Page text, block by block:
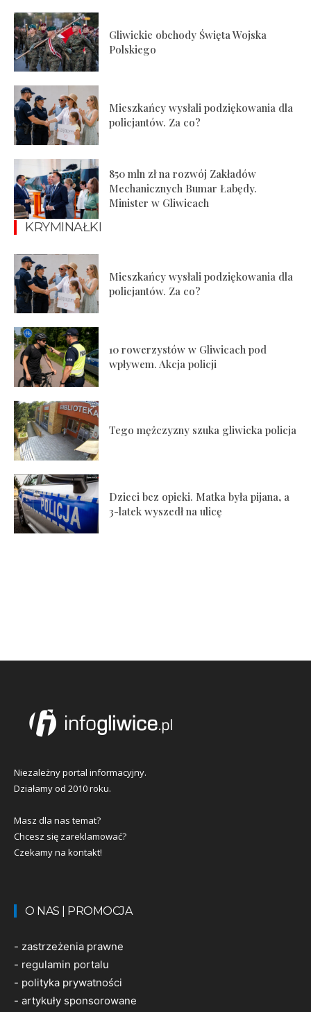
Gliwickie obchody Święta Wojska
Polskiego
Mieszkańcy wysłali podziękowania dla
policjantów. Za co?
850 mln zł na rozwój Zakładów
Mechanicznych Bumar Łabędy.
Minister w Gliwicach
KRYMINAŁKI
Mieszkańcy wysłali podziękowania dla
policjantów. Za co?
10 rowerzystów w Gliwicach pod
wpływem. Akcja policji
Tego mężczyzny szuka gliwicka policja
Dzieci bez opieki. Matka była pijana, a
3-latek wyszedł na ulicę
Niezależny portal informacyjny.
Działamy od 2010 roku.
Masz dla nas temat?
Chcesz się zareklamować?
Czekamy na kontakt!
O NAS | PROMOCJA
- zastrzeżenia prawne
- regulamin portalu
- polityka prywatności
- artykuły sponsorowane